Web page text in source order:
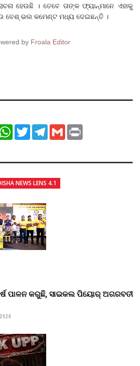
ହେଉଛି । ତେବେ ତାଙ୍କ ଫ୍ୟାନ୍‌ମାନେ ଏହାକୁ
ବେଶ୍ ଭଲ କମେଣ୍ଟ ମଧ୍ୟ ଦେଇଛନ୍ତି ।
by Froala Editor
WhatsApp
TwitterTelegram
Gmail
NEWS LENS 4.1
ପାଳନ କରୁଛି, ସାଇକଲ ପିୟୋର୍‌ ଅଗରବତୀ